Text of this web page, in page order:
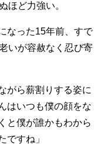
ほど力強い。
なった15年前、すで
いが容赦なく忍び寄
がら薪割りする姿に
はいつも僕の顔をな
と僕が誰かもわから
ですね」